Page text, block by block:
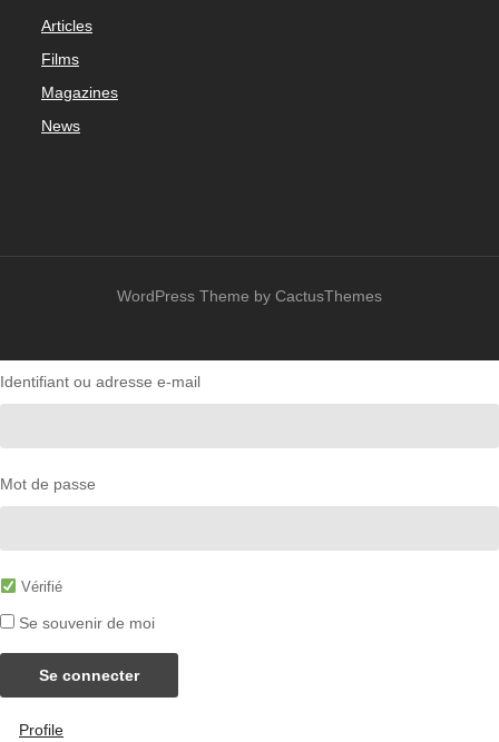
Articles
Films
Magazines
News
WordPress Theme by CactusThemes
Identifiant ou adresse e-mail
Mot de passe
Vérifié
Se souvenir de moi
Se connecter
Profile